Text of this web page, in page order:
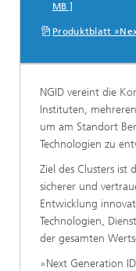
MB ]
Produktblatt
NGID vereint die
Instituten,
um am Standort
Technologien zu
Ziel des Clusters
sicherer und
Entwicklung
Technologien,
der gesamten
»Next Generation